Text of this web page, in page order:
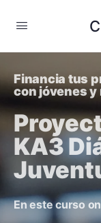
Financia tus
con jóvenes
KA3
En este curso